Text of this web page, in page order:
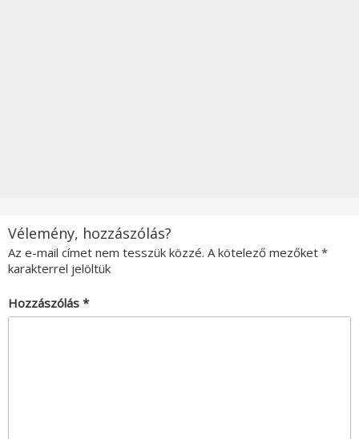
Vélemény, hozzászólás?
Az e-mail címet nem tesszük közzé. A kötelező mezőket *
karakterrel jelöltük
Hozzászólás *